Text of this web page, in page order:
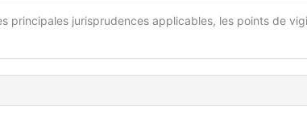
principales jurisprudences applicables, les points de